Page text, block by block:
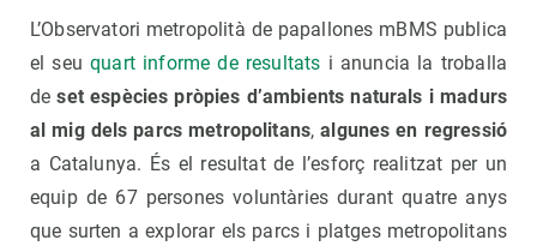
L’Observatori metropolità de papallones mBMS publica
el seuquart informe de resultats i anuncia la troballa
deset espècies pròpies d’ambients naturals i madurs
al mig dels parcs metropolitans,algunes en regressió
a Catalunya. És el resultat de l’esforç realitzat per un
equip de 67 persones voluntàries durant quatre anys
que surten a explorar els parcs i platges metropolitans